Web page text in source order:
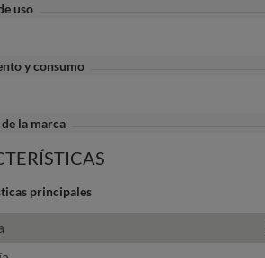
uso
y consumo
la marca
principales